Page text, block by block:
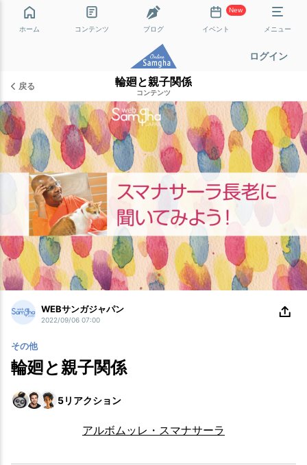
ホーム コンテンツ ブログ
New
イベント メニュー
ログイン
戻る 輪廻と親子関係
コンテンツ
WEBサンガジャパン
2022/09/06 07:00
その他
輪廻と親子関係
5リアクション
アルボムッレ・スマナサーラ